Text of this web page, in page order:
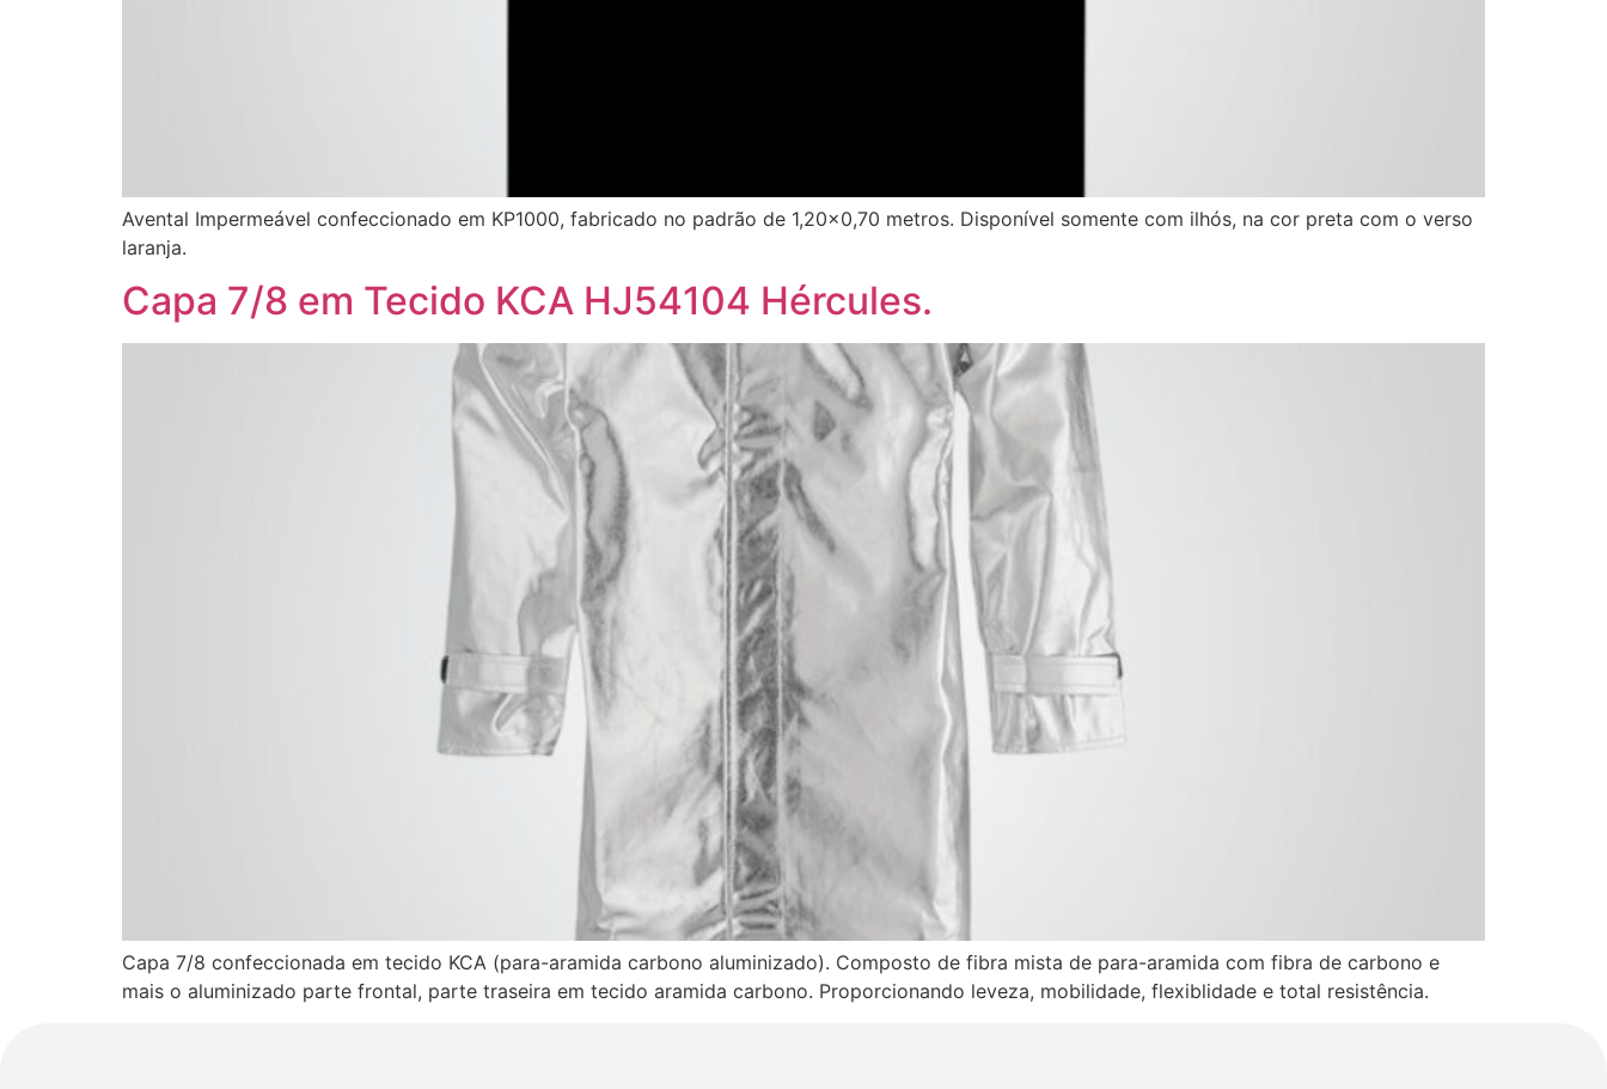
Avental Impermeável confeccionado em KP1000, fabricado no padrão de 1,20×0,70 metros. Disponível somente com ilhós, na cor preta com o verso
laranja.
Capa 7/8 em Tecido KCA HJ54104 Hércules.
Capa 7/8 confeccionada em tecido KCA (para-aramida carbono aluminizado). Composto de fibra mista de para-aramida com fibra de carbono e
mais o aluminizado parte frontal, parte traseira em tecido aramida carbono. Proporcionando leveza, mobilidade, flexiblidade e total resistência.